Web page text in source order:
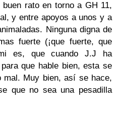
buen rato en torno a GH 11,
y entre apoyos a unos y a
Ninguna digna de
fuerte (¡que fuerte, que
es, que cuando J.J ha
para que hable bien, esta se
mal. Muy bien, así se hace,
que no sea una pesadilla